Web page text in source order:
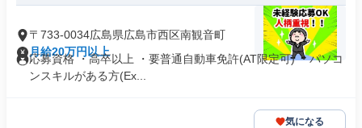
〒733-0034広島県広島市西区南観音町
月給20万円以上
応募資格 ・高卒以上 ・要普通自動車免許(AT限定可) ・パソコ
ンスキルがある方(Ex...
気になる